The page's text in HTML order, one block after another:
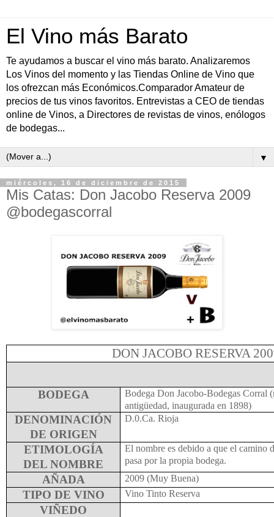
El Vino más Barato
Te ayudamos a buscar el vino más barato. Analizaremos
Los Vinos del momento y las Tiendas Online de Vino que
los ofrezcan más Económicos.Comparador Amateur de
precios de tus vinos favoritos. Entrevistas a CEO de tiendas
online de Vinos, a Directores de revistas de vinos, enólogos
de bodegas...
▼
miércoles, 16 de diciembre de 2015
Mis Catas: Don Jacobo Reserva 2009
@bodegascorral
DON JACOBO RESERVA
BODEGA
Bodega Don Jacobo-Bodegas Corral
antigüedad, inaugurada en 1898)
DENOMINACIÓN
DE ORIGEN
D.0.Ca. Rioja
ETIMOLOGÍA
DEL NOMBRE
El nombre es debido a que el camino
pasa por la propia bodega.
AÑADA 2009 (Muy Buena)
TIPO DE VINO Vino Tinto Reserva
VIÑEDO